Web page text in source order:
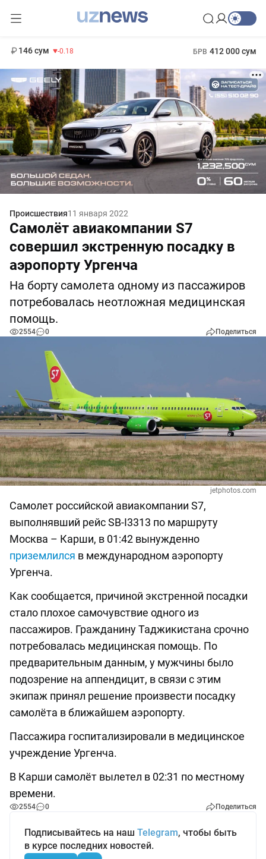
146 сум -0.18 БРВ 412 000 сум
Происшествия11 января 2022
Самолёт авиакомпании S7
совершил экстренную посадку в
аэропорту Ургенча
На борту самолета одному из пассажиров
потребовалась неотложная медицинская
помощь.
2554 0 Поделиться
jetphotos.com
Самолет российской авиакомпании S7,
выполнявший рейс SB-I3313 по маршруту
Москва – Карши, в 01:42 вынужденно
приземлился в международном аэропорту
Ургенча.
Как сообщается, причиной экстренной посадки
стало плохое самочувствие одного из
пассажиров. Гражданину Таджикистана срочно
потребовалась медицинская помощь. По
предварительным данным, у мужчины было
подозрение на аппендицит, в связи с этим
экипаж принял решение произвести посадку
самолёта в ближайшем аэропорту.
Пассажира госпитализировали в медицинское
учреждение Ургенча.
В Карши самолёт вылетел в 02:31 по местному
времени.
2554 0 Поделиться
Подписывайтесь на наш Telegram, чтобы быть
в курсе последних новостей.